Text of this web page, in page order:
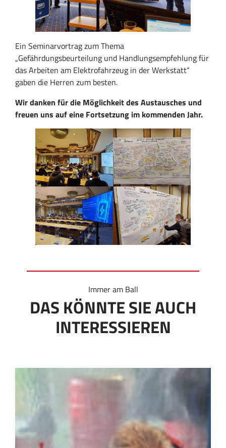
Ein Seminarvortrag zum Thema
„Gefährdungsbeurteilung und Handlungsempfehlung für
das Arbeiten am Elektrofahrzeug in der Werkstatt“
gaben die Herren zum besten.
Wir danken für die Möglichkeit des Austausches und
freuen uns auf eine Fortsetzung im kommenden Jahr.
Immer am Ball
DAS KÖNNTE SIE AUCH
INTERESSIEREN